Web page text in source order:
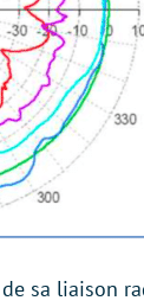
sa liaison